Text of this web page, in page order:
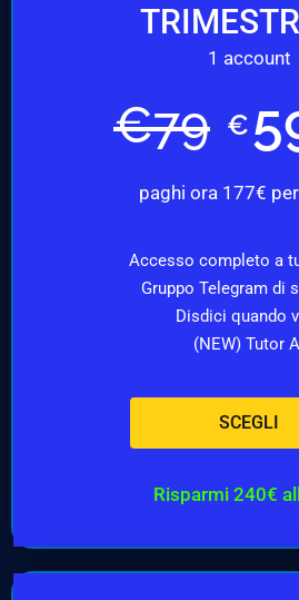
1 account
€79 €
paghi ora 177€
Accesso completo a
Gruppo Telegram di
Disdici quando
(NEW) Tutor
SCEGLI
Risparmi 240€